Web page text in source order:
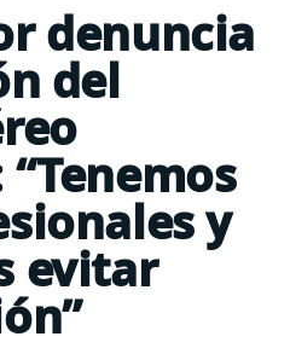
denuncia
del
y
evitar